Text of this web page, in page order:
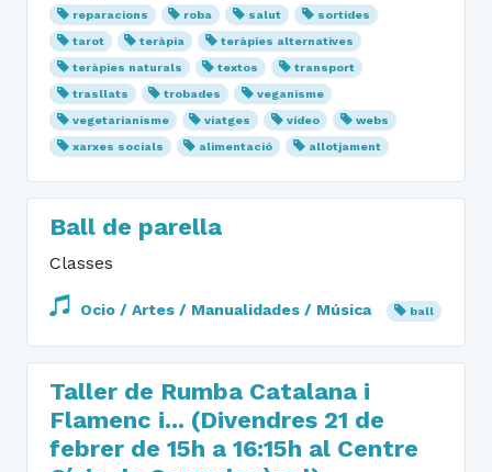
reparacions
roba salut
sortides
tarot
teràpia
teràpies alternatives
teràpies naturals
textos
transport
trasllats
trobades
veganisme
vegetarianisme
viatges vídeo
webs
xarxes socials
alimentació allotjament
Ball de parella
Classes
Ocio / Artes / Manualidades / Música ball
Taller de Rumba Catalana i
Flamenc i... (Divendres 21 de
febrer de 15h a 16:15h al Centre